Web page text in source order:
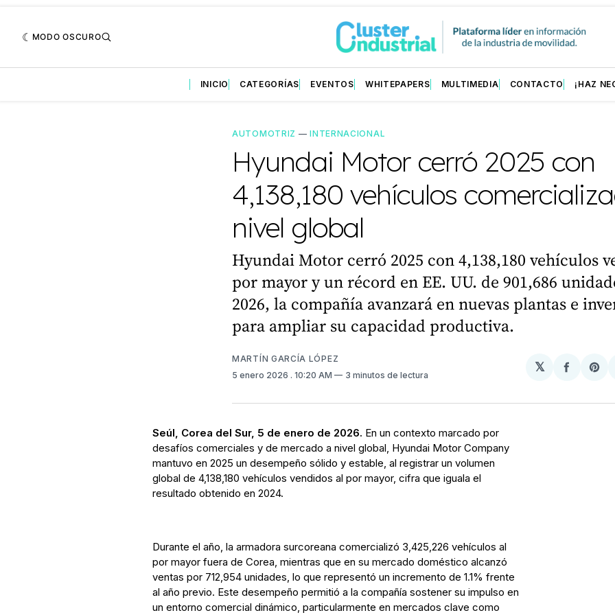
MODO OSCURO
INICIO CATEGORÍAS EVENTOS WHITEPAPERS MULTIMEDIA CONTACTO ¡HAZ
AUTOMOTRIZ —INTERNACIONAL
Hyundai Motor cerró 2025 con
4,138,180 vehículos
nivel global
Hyundai Motor cerró 2025 con 4,138,180 vehículos
por mayor y un récord en EE. UU. de 901,686
2026, la compañía avanzará en nuevas plantas e
para ampliar su capacidad productiva.
MARTÍN GARCÍA LÓPEZ
5 enero 2026 . 10:20 AM 3 minutos de lectura
𝕏
Seúl, Corea del Sur, 5 de enero de 2026. En un contexto marcado por
desafíos comerciales y de mercado a nivel global, Hyundai Motor Company
mantuvo en 2025 un desempeño sólido y estable, al registrar un volumen
global de 4,138,180 vehículos vendidos al por mayor, cifra que iguala el
resultado obtenido en 2024.
Durante el año, la armadora surcoreana comercializó 3,425,226 vehículos al
por mayor fuera de Corea, mientras que en su mercado doméstico alcanzó
ventas por 712,954 unidades, lo que representó un incremento de 1.1% frente
al año previo. Este desempeño permitió a la compañía sostener su impulso en
un entorno comercial dinámico, particularmente en mercados clave como